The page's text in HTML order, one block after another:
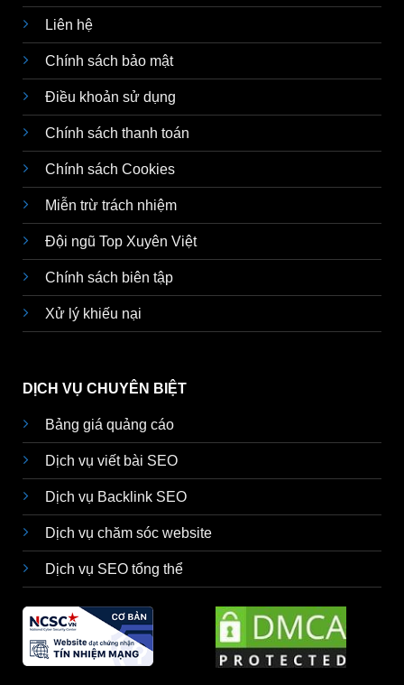
Liên hệ
Chính sách bảo mật
Điều khoản sử dụng
Chính sách thanh toán
Chính sách Cookies
Miễn trừ trách nhiệm
Đội ngũ Top Xuyên Việt
Chính sách biên tập
Xử lý khiếu nại
DỊCH VỤ CHUYÊN BIỆT
Bảng giá quảng cáo
Dịch vụ viết bài SEO
Dịch vụ Backlink SEO
Dịch vụ chăm sóc website
Dịch vụ SEO tổng thể